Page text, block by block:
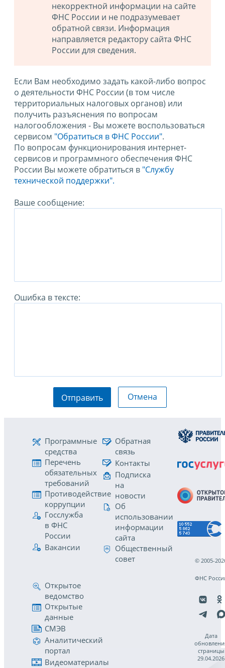
некорректной информации на сайте
ФНС России и не подразумевает
обратной связи. Информация
направляется редактору сайта ФНС
России для сведения.
Если Вам необходимо задать какой-либо вопрос
о деятельности ФНС России (в том числе
территориальных налоговых органов) или
получить разъяснения по вопросам
налогообложения - Вы можете воспользоваться
сервисом "Обратиться в ФНС России".
По вопросам функционирования интернет-
сервисов и программного обеспечения ФНС
России Вы можете обратиться в "Службу
технической поддержки".
Ваше сообщение:
Ошибка в тексте:
Отправить Отмена
Программные
средства
Перечень
обязательных
требований
Противодействие
коррупции
Госслужба
в ФНС
России
Вакансии
Обратная
связь
Контакты
Подписка
на
новости
Об
использовании
информации
сайта
Общественный
совет
Открытое
ведомство
Открытые
данные
СМЭВ
Аналитический
портал
Видеоматериалы
© 2005-
ФНС
Дата
страницы
29.04.2026